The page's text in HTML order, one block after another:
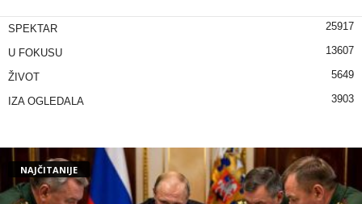
SPEKTAR 25917
U FOKUSU 13607
ŽIVOT 5649
IZA OGLEDALA 3903
NAJČITANIJE